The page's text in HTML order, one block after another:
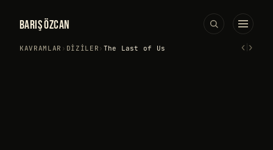
BARIŞ ÖZCAN
KAVRAMLAR › DIZILER › The Last of Us ‹›